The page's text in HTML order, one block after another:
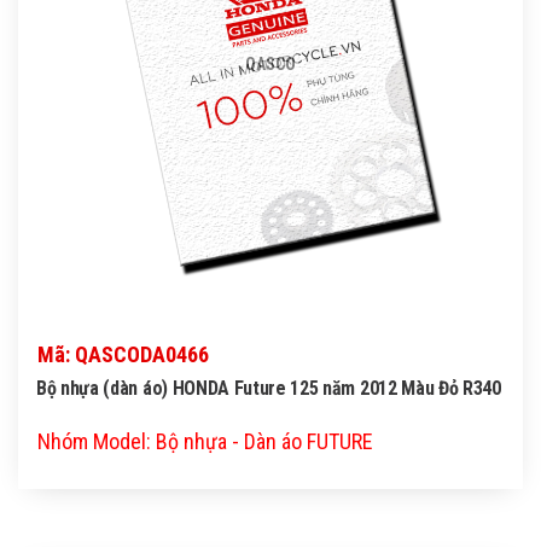
QASCO
Mã: QASCODA0466
Bộ nhựa (dàn áo) HONDA Future 125 năm 2012 Màu Đỏ R340
Nhóm Model: Bộ nhựa - Dàn áo FUTURE